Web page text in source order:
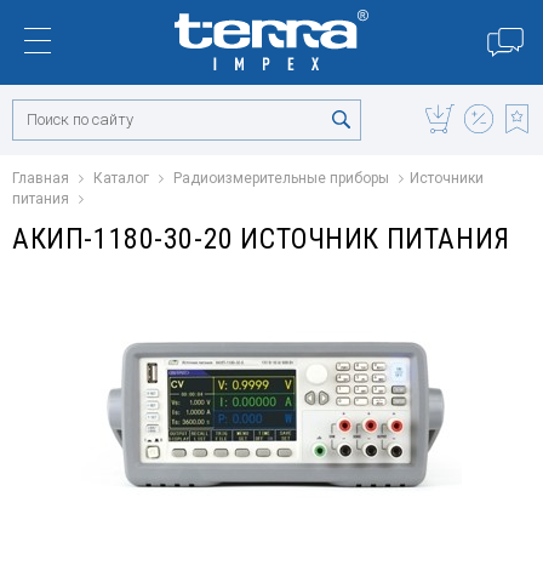
Главная Каталог Радиоизмерительные приборы
Источники
питания
АКИП-1180-30-20 ИСТОЧНИК ПИТАНИЯ